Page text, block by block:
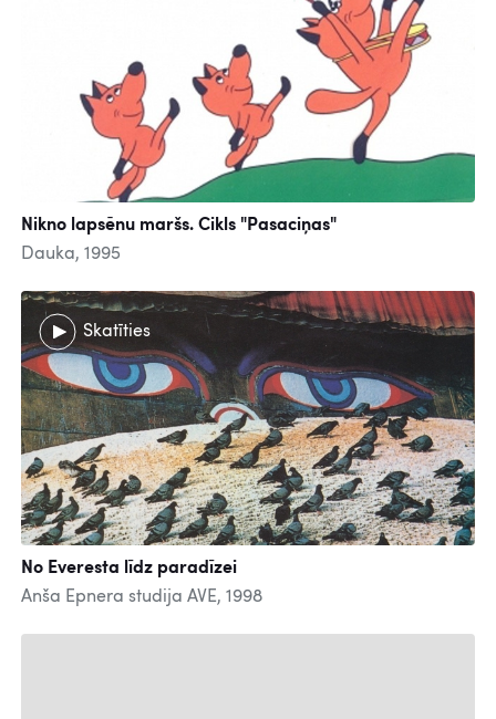
Nikno lapsēnu maršs. Cikls "Pasaciņas"
Dauka, 1995
Skatīties
No Everesta līdz paradīzei
Anša Epnera studija AVE, 1998